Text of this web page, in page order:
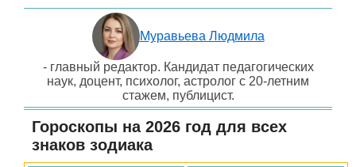
Муравьева Людмила
- главный редактор. Кандидат педагогических
наук, доцент, психолог, астролог с 20-летним
стажем, публицист.
Гороскопы на 2026 год для всех
знаков зодиака